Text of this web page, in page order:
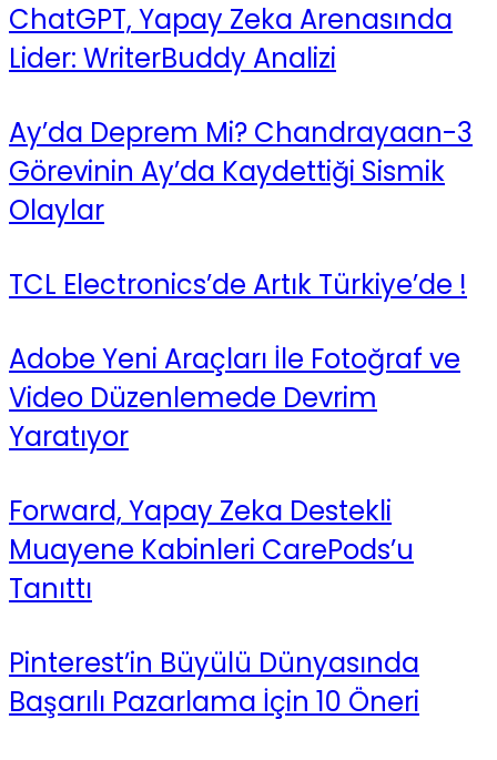
ChatGPT, Yapay Zeka Arenasında
Lider: WriterBuddy Analizi
Ay’da Deprem Mi? Chandrayaan-3
Görevinin Ay’da Kaydettiği Sismik
Olaylar
TCL Electronics’de Artık Türkiye’de !
Adobe Yeni Araçları İle Fotoğraf ve
Video Düzenlemede Devrim
Yaratıyor
Forward, Yapay Zeka Destekli
Muayene Kabinleri CarePods’u
Tanıttı
Pinterest’in Büyülü Dünyasında
Başarılı Pazarlama İçin 10 Öneri